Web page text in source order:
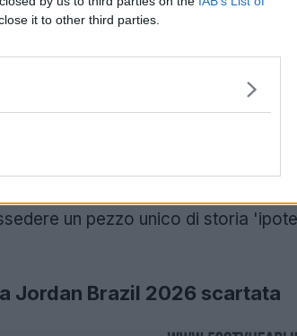
it to other third parties.
maglia rossa Jordan -
un pezzo unico di storia
Jordan Brazil 2026 scartata